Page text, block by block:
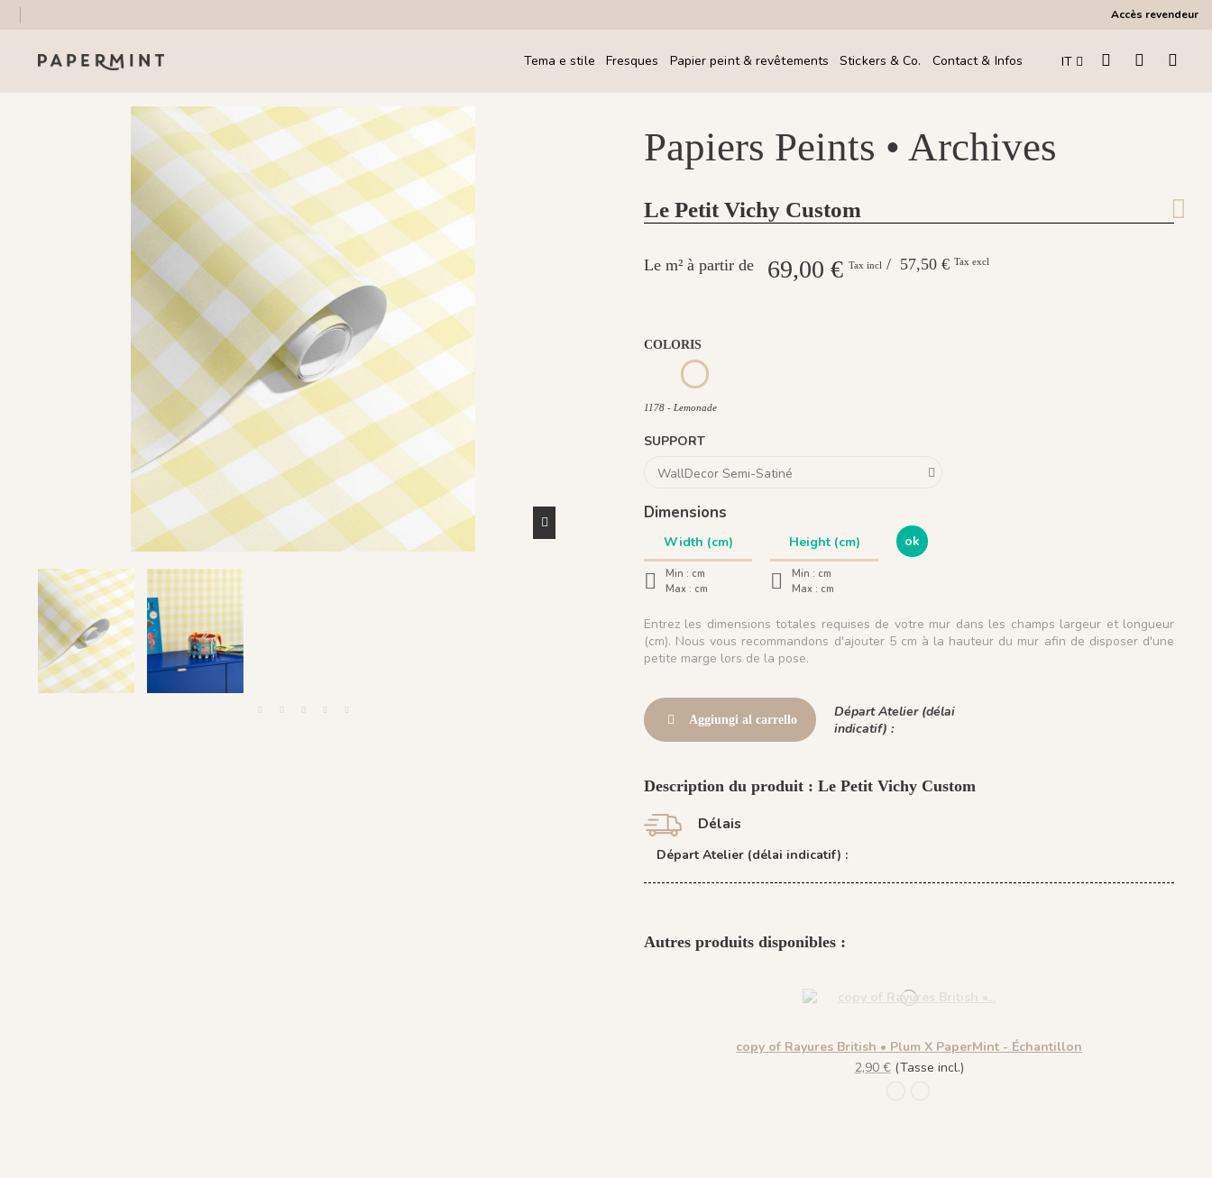
Accès revendeur
Tema e stile Fresques Papier peint & revêtements Stickers & Co. Contact & Infos IT
Papiers Peints • Archives
Le Petit Vichy Custom
69,00 € Tax incl / 57,50 € Tax excl
COLORIS
1177 - Ciel Voilé1178 - Lemonade
1178 - Lemonade
SUPPORT
Dimensions
Min : cm
Max : cm
Min : cm
Max : cm
ok
Entrez les dimensions totales requises de votre mur dans les champs largeur et longueur
(cm). Nous vous recommandons d'ajouter 5 cm à la hauteur du mur afin de disposer d'une
petite marge lors de la pose.
Aggiungi al carrello
Départ Atelier (délai
indicatif) :
Description du produit : Le Petit Vichy Custom
Délais
Départ Atelier (délai indicatif) :
Autres produits disponibles :
copy of Rayures British • Plum X PaperMint - Échantillon
2,90 €(Tasse incl.)